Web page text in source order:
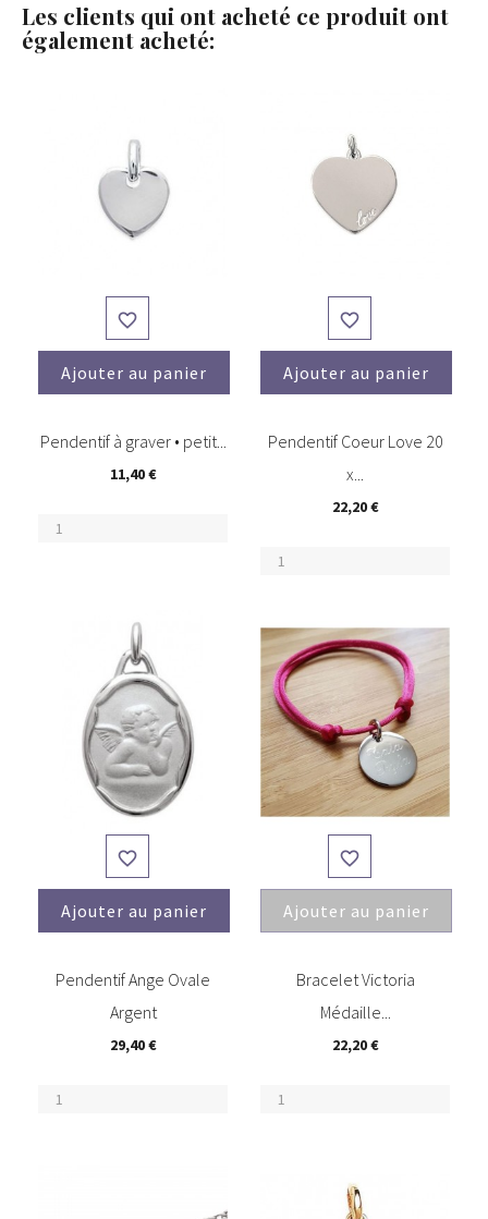
Les clients qui ont acheté ce produit ont
également acheté:

Ajouter au panier
Pendentif à graver • petit...
11,40 €

Ajouter au panier
Pendentif Coeur Love 20
x...
22,20 €

Ajouter au panier
Pendentif Ange Ovale
Argent
29,40 €

Ajouter au panier
Bracelet Victoria
Médaille...
22,20 €